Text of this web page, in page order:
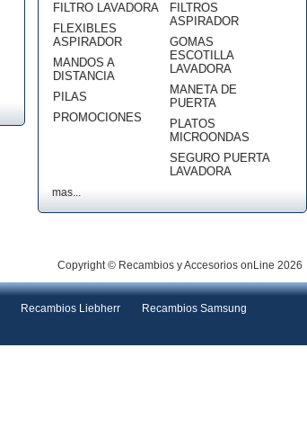
FILTRO LAVADORA
FLEXIBLES
ASPIRADOR
MANDOS A
DISTANCIA
PILAS
PROMOCIONES
FILTROS
ASPIRADOR
GOMAS
ESCOTILLA
LAVADORA
MANETA DE
PUERTA
PLATOS
MICROONDAS
SEGURO PUERTA
LAVADORA
mas...
Copyright © Recambios y Accesorios onLine 2026
Recambios Liebherr
Recambios Samsung